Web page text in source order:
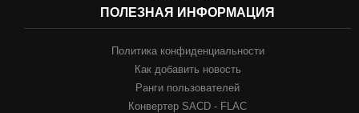
ПОЛЕЗНАЯ ИНФОРМАЦИЯ
Политика конфиденциальности
Как добавить новость
Ранги пользователей
Конвертер SACD - FLAC